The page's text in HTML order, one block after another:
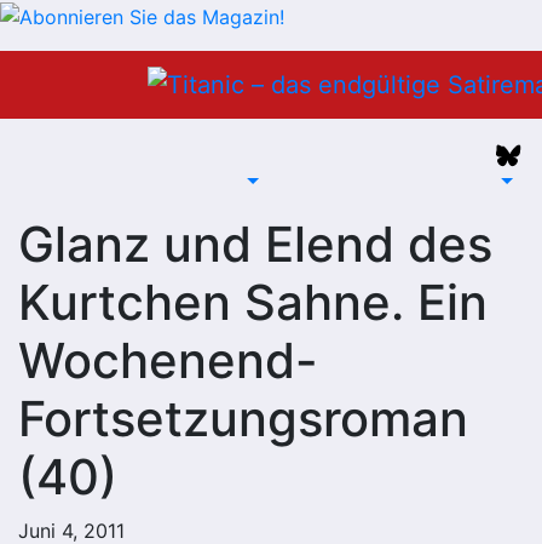
Glanz und Elend des
Kurtchen Sahne. Ein
Wochenend-
Fortsetzungsroman
(40)
Juni 4, 2011